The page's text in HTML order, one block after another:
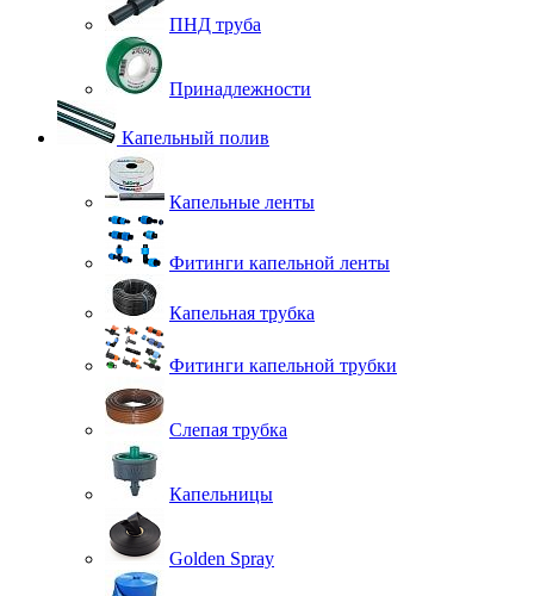
ПНД труба
Принадлежности
Капельный полив
Капельные ленты
Фитинги капельной ленты
Капельная трубка
Фитинги капельной трубки
Слепая трубка
Капельницы
Golden Spray